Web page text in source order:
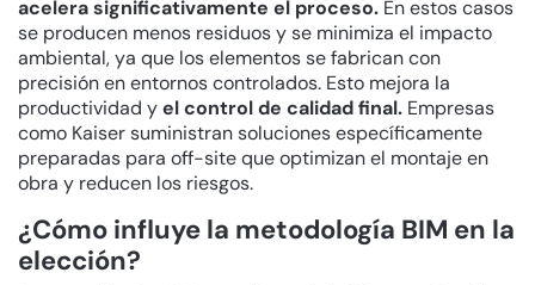
acelera significativamente el proceso. En estos casos
se producen menos residuos y se minimiza el impacto
ambiental, ya que los elementos se fabrican con
precisión en entornos controlados. Esto mejora la
productividad yel control de calidad final. Empresas
como Kaiser suministran soluciones específicamente
preparadas para off-site que optimizan el montaje en
obra y reducen los riesgos.
¿Cómo influye la metodología BIM en la
elección?